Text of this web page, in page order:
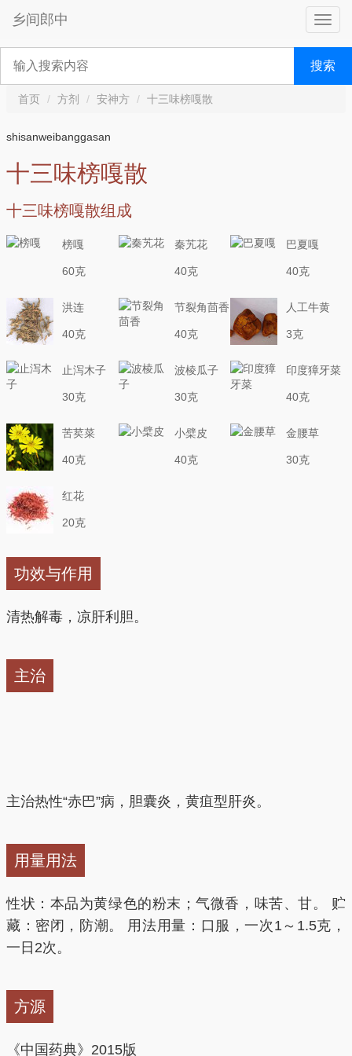
乡间郎中
搜索
首页 方剂 安神方 十三味榜嘎散
shisanweibanggasan
十三味榜嘎散
十三味榜嘎散组成
榜嘎
60克
秦艽花
40克
巴夏嘎
40克
洪连
40克
节裂角茴香
40克
人工牛黄
3克
止泻木子
30克
波棱瓜子
30克
印度獐牙菜
40克
苦荬菜
40克
小檗皮
40克
金腰草
30克
红花
20克
功效与作用
清热解毒，凉肝利胆。
主治
主治热性“赤巴”病，胆囊炎，黄疽型肝炎。
用量用法
性状：本品为黄绿色的粉末；气微香，味苦、甘。 贮
藏：密闭，防潮。 用法用量：口服，一次1～1.5克，
一日2次。
方源
《中国药典》2015版